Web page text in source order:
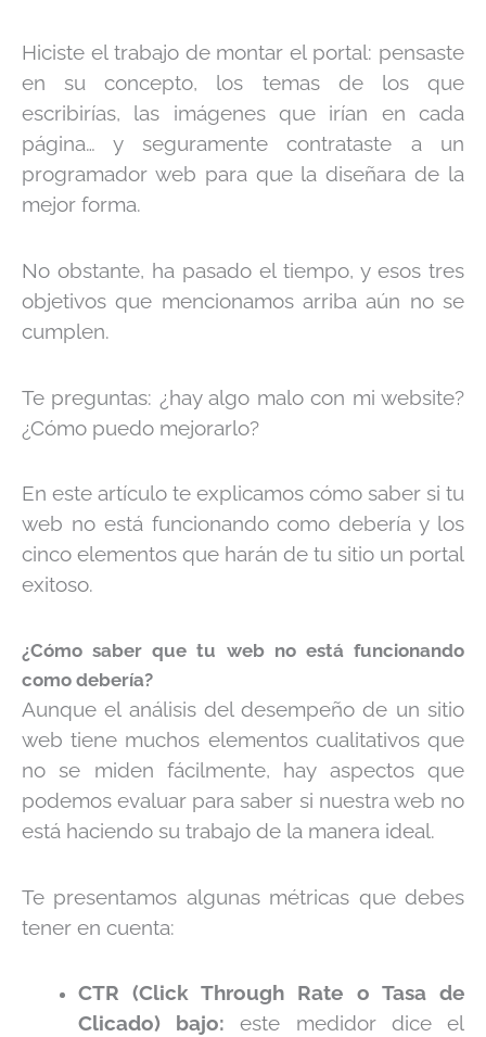
Hiciste el trabajo de montar el portal: pensaste
en su concepto, los temas de los que
escribirías, las imágenes que irían en cada
página… y seguramente contrataste a un
programador web para que la diseñara de la
mejor forma.
No obstante, ha pasado el tiempo, y esos tres
objetivos que mencionamos arriba aún no se
cumplen.
Te preguntas: ¿hay algo malo con mi website?
¿Cómo puedo mejorarlo?
En este artículo te explicamos cómo saber si tu
web no está funcionando como debería y los
cinco elementos que harán de tu sitio un portal
exitoso.
¿Cómo saber que tu web no está funcionando
como debería?
Aunque el análisis del desempeño de un sitio
web tiene muchos elementos cualitativos que
no se miden fácilmente, hay aspectos que
podemos evaluar para saber si nuestra web no
está haciendo su trabajo de la manera ideal.
Te presentamos algunas métricas que debes
tener en cuenta:
CTR (Click Through Rate o Tasa de
Clicado) bajo: este medidor dice el